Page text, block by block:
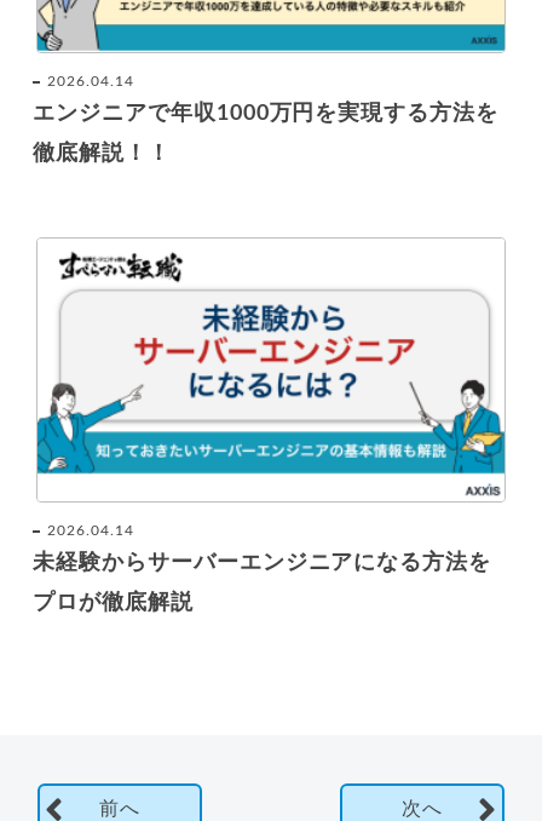
2026.04.14
エンジニアで年収1000万円を実現する方法を
徹底解説！！
2026.04.14
未経験からサーバーエンジニアになる方法を
プロが徹底解説
前へ 次へ